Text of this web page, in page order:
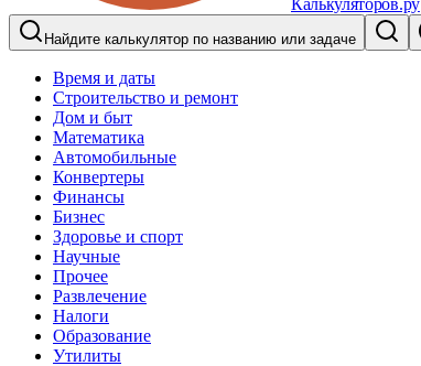
Калькуляторов.ру
Найдите калькулятор по названию или задаче
Время и даты
Строительство и ремонт
Дом и быт
Математика
Автомобильные
Конвертеры
Финансы
Бизнес
Здоровье и спорт
Научные
Прочее
Развлечение
Налоги
Образование
Утилиты